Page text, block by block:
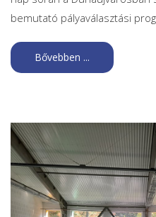
bemutató pályaválasztási
Bővebben ...